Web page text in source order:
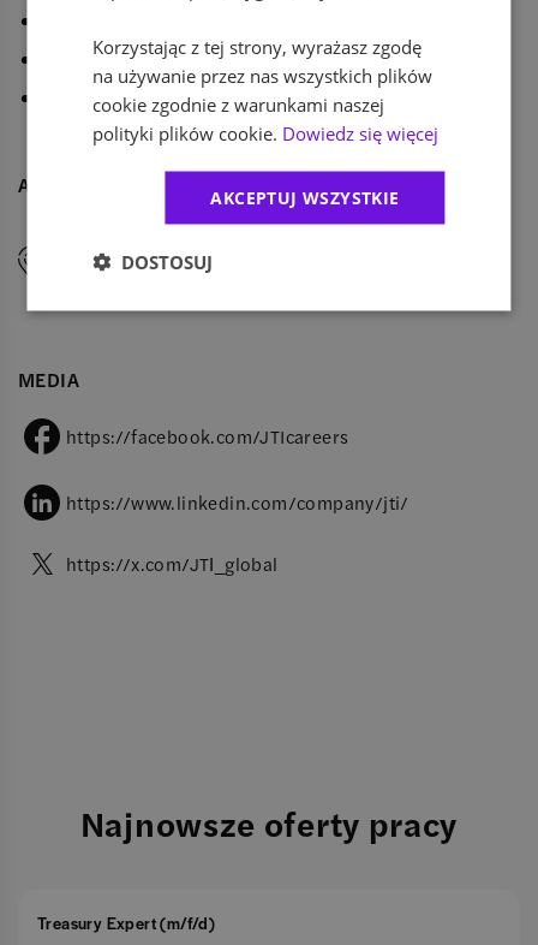
dodatkowy urlop rodzinny;
kafeterię benefitów.
ADRESY
Żelazna 51/53
MEDIA
https://facebook.com/JTIcareers
https://www.linkedin.com/company/jti/
https://x.com/JTI_global
Najnowsze oferty pracy
Treasury Expert (m/f/d)
Korzystając z tej strony, wyrażasz zgodę
na używanie przez nas wszystkich plików
cookie zgodnie z warunkami naszej
polityki plików cookie. Dowiedz się więcej
AKCEPTUJ WSZYSTKIE
DOSTOSUJ